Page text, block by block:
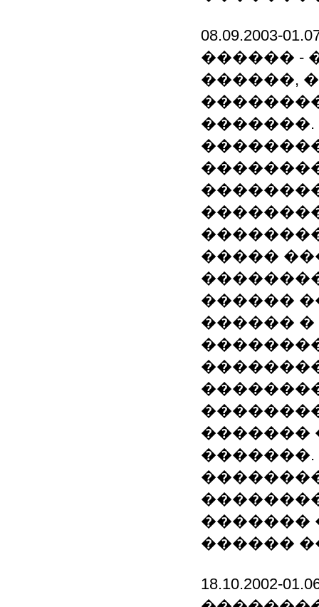
08.09.2003-
������ -
������,
�������.
�����
������
������
�������
�������.
�������
������
18.10.2002-